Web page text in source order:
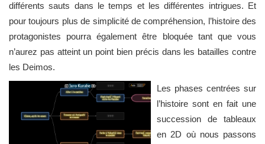
différents sauts dans le temps et les différentes intrigues. Et
pour toujours plus de simplicité de compréhension, l’histoire des
protagonistes pourra également être bloquée tant que vous
n’aurez pas atteint un point bien précis dans les batailles contre
les Deimos.
Les phases centrées sur
l’histoire sont en fait une
succession de tableaux
en 2D où nous passons